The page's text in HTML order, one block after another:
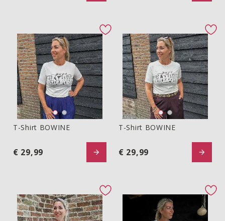
favorite button
T-Shirt BOWINE
T-Shirt BOWINE
€ 29,99
T-Shirt BOWINE
T-Shirt BOWINE
€ 29,99
favorite button